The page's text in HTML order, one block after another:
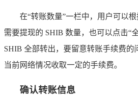
在“转账数量”一栏中，用户可以
需要提现的 SHIB 数量，也可以点击“
SHIB 全部转出，要留意转账手续费的
当前网络情况收取一定的手续费。
确认转账信息